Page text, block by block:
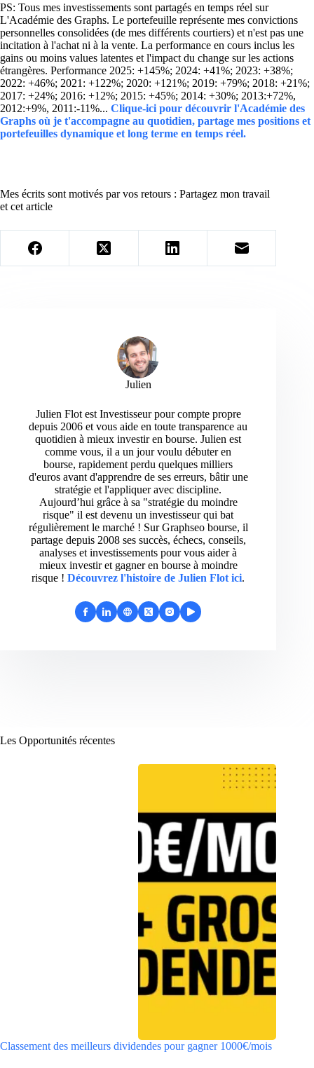
PS: Tous mes investissements sont partagés en temps réel sur
L'Académie des Graphs. Le portefeuille représente mes convictions
personnelles consolidées (de mes différents courtiers) et n'est pas une
incitation à l'achat ni à la vente. La performance en cours inclus les
gains ou moins values latentes et l'impact du change sur les actions
étrangères. Performance 2025: +145%; 2024: +41%; 2023: +38%;
2022: +46%; 2021: +122%; 2020: +121%; 2019: +79%; 2018: +21%;
2017: +24%; 2016: +12%; 2015: +45%; 2014: +30%; 2013:+72%,
2012:+9%, 2011:-11%... Clique-ici pour découvrir l'Académie des
Graphs où je t'accompagne au quotidien, partage mes positions et
portefeuilles dynamique et long terme en temps réel.
Mes écrits sont motivés par vos retours : Partagez mon travail
et cet article
Julien
Julien Flot est Investisseur pour compte propre
depuis 2006 et vous aide en toute transparence au
quotidien à mieux investir en bourse. Julien est
comme vous, il a un jour voulu débuter en
bourse, rapidement perdu quelques milliers
d'euros avant d'apprendre de ses erreurs, bâtir une
stratégie et l'appliquer avec discipline.
Aujourd’hui grâce à sa "stratégie du moindre
risque" il est devenu un investisseur qui bat
régulièrement le marché ! Sur Graphseo bourse, il
partage depuis 2008 ses succès, échecs, conseils,
analyses et investissements pour vous aider à
mieux investir et gagner en bourse à moindre
risque ! Découvrez l'histoire de Julien Flot ici.
Les Opportunités récentes
Classement des meilleurs dividendes pour gagner 1000€/mois